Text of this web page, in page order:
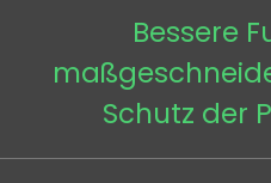
Bessere
Schutz der